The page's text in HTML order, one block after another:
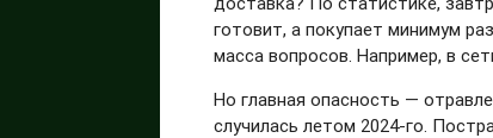
готовит, а покупает минимум
масса вопросов. Например, в
Но главная опасность —
случилась летом 2024-го.